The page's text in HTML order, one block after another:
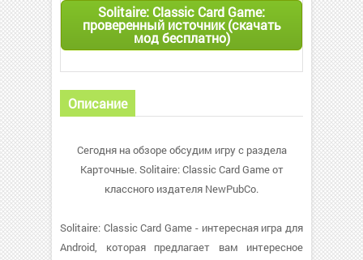
Solitaire: Classic Card Game:
проверенный источник (скачать
мод бесплатно)
Описание
Сегодня на обзоре обсудим игру с раздела
Карточные. Solitaire: Classic Card Game от
классного издателя NewPubCo.
Solitaire: Classic Card Game - интересная игра для
Android, которая предлагает вам интересное